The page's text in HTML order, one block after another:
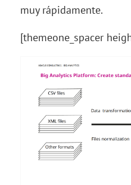
muy rápidamente.
[themeone_spacer